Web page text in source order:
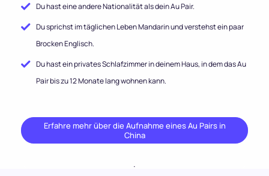
Du hast eine andere Nationalität als dein Au Pair.
Du sprichst im täglichen Leben Mandarin und verstehst ein paar
Brocken Englisch.
Du hast ein privates Schlafzimmer in deinem Haus, in dem das Au
Pair bis zu 12 Monate lang wohnen kann.
Erfahre mehr über die Aufnahme eines Au Pairs in
China
.